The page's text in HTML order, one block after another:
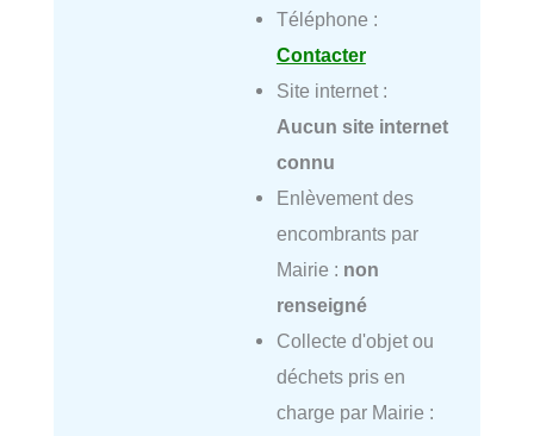
Téléphone :
Contacter
Site internet :
Aucun site internet
connu
Enlèvement des
encombrants par
Mairie : non
renseigné
Collecte d'objet ou
déchets pris en
charge par Mairie :